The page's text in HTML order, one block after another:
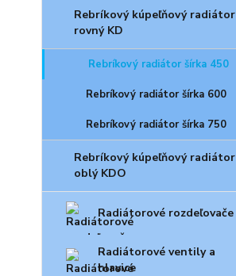
Rebríkový kúpeľňový radiátor
rovný KD
Rebríkový radiátor šírka 450
Rebríkový radiátor šírka 600
Rebríkový radiátor šírka 750
Rebríkový kúpeľňový radiátor
oblý KDO
Radiátorové rozdeľovače
Radiátorové ventily a
hlavice